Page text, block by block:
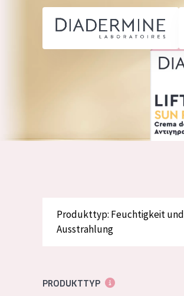
inhaltsstoffe
German
Produkttyp: Feuchtigkeit und
Ausstrahlung
PRODUKTTYP